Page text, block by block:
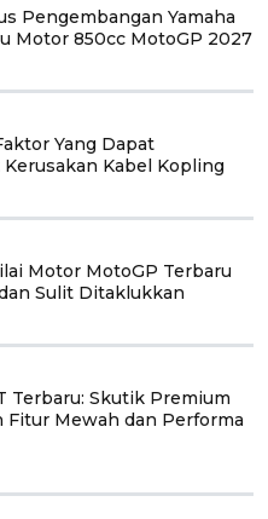
Pengembangan Yamaha
Motor 850cc MotoGP 2027
Yang Dapat
Kabel Kopling
Motor MotoGP Terbaru
Sulit Ditaklukkan
Terbaru: Skutik Premium
Fitur Mewah dan Performa